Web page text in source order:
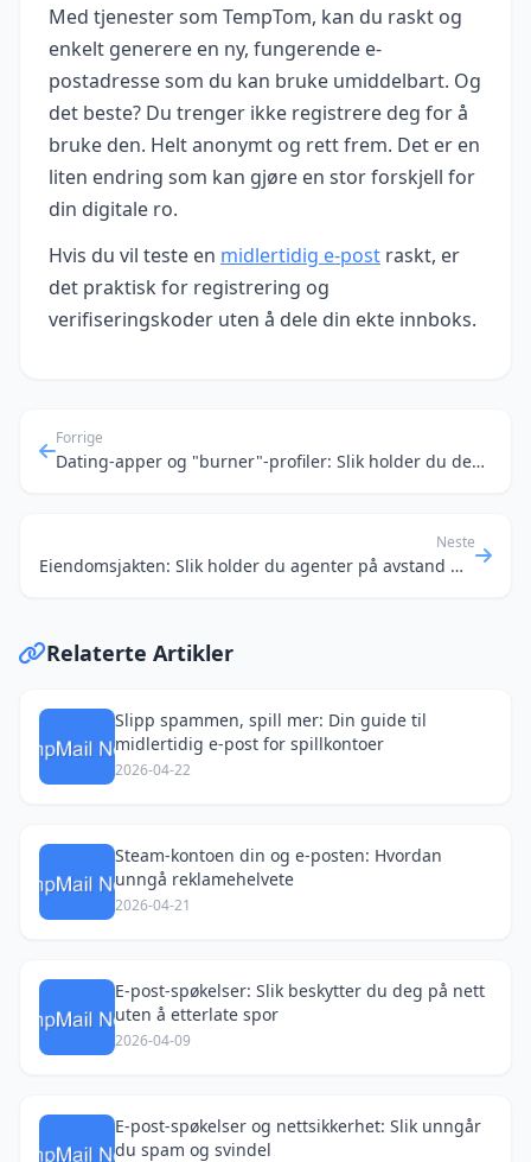
Med tjenester som TempTom, kan du raskt og
enkelt generere en ny, fungerende e-
postadresse som du kan bruke umiddelbart. Og
det beste? Du trenger ikke registrere deg for å
bruke den. Helt anonymt og rett frem. Det er en
liten endring som kan gjøre en stor forskjell for
din digitale ro.
Hvis du vil teste en midlertidig e‑post raskt, er
det praktisk for registrering og
verifiseringskoder uten å dele din ekte innboks.
Forrige
Dating-apper og "burner"-profiler: Slik holder du deg trygg og privat
Neste
Eiendomsjakten: Slik holder du agenter på avstand med midlertidig e-post
Relaterte Artikler
Slipp spammen, spill mer: Din guide til
midlertidig e-post for spillkontoer
2026-04-22
Steam-kontoen din og e-posten: Hvordan
unngå reklamehelvete
2026-04-21
E-post-spøkelser: Slik beskytter du deg på nett
uten å etterlate spor
2026-04-09
E-post-spøkelser og nettsikkerhet: Slik unngår
du spam og svindel